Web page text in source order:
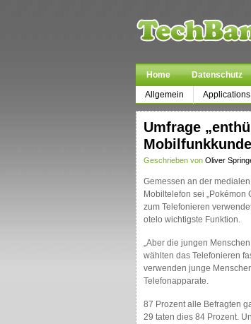
Home Datenschutz
Allgemein
Applications
Umfrage
Geschrieben von Oliver
Gemessen an der
Mobiltelefon sei
zum Telefonieren
otelo wichtigste Funktion.
„Aber die jungen
wählten das Telefonieren
verwenden junge
Telefonapparate.
87 Prozent alle Befragten
29 taten dies 84 Prozent.